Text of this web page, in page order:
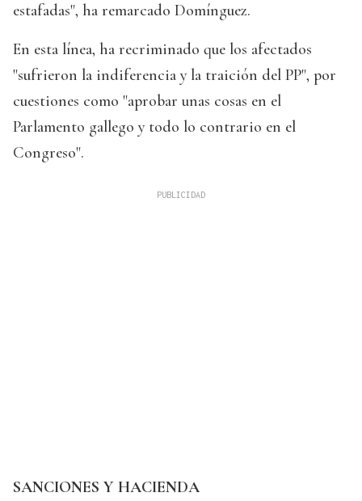
estafadas", ha remarcado Domínguez.
En esta línea, ha recriminado que los afectados
"sufrieron la indiferencia y la traición del PP", por
cuestiones como "aprobar unas cosas en el
Parlamento gallego y todo lo contrario en el
Congreso".
SANCIONES Y HACIENDA